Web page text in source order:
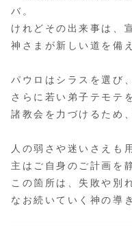
バ。
けれどその出来事は、
神さまが新しい道を備
パウロはシラスを選び、
さらに若い弟子テモテ
諸教会を力づけるため
人の弱さや迷いさえも
主はご自身のご計画を
この箇所は、失敗や別
なお続いていく神の導